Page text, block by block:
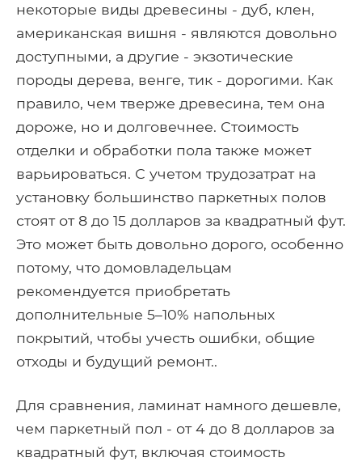
некоторые виды древесины - дуб, клен,
американская вишня - являются довольно
доступными, а другие - экзотические
породы дерева, венге, тик - дорогими. Как
правило, чем тверже древесина, тем она
дороже, но и долговечнее. Стоимость
отделки и обработки пола также может
варьироваться. С учетом трудозатрат на
установку большинство паркетных полов
стоят от 8 до 15 долларов за квадратный фут.
Это может быть довольно дорого, особенно
потому, что домовладельцам
рекомендуется приобретать
дополнительные 5–10% напольных
покрытий, чтобы учесть ошибки, общие
отходы и будущий ремонт..
Для сравнения, ламинат намного дешевле,
чем паркетный пол - от 4 до 8 долларов за
квадратный фут, включая стоимость